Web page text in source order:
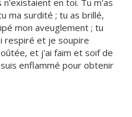
en toi. Tu m'as
ma surdité ; tu as brillé,
mon aveuglement ; tu
respiré et je soupire
et j'ai faim et soif de
enflammé pour obtenir